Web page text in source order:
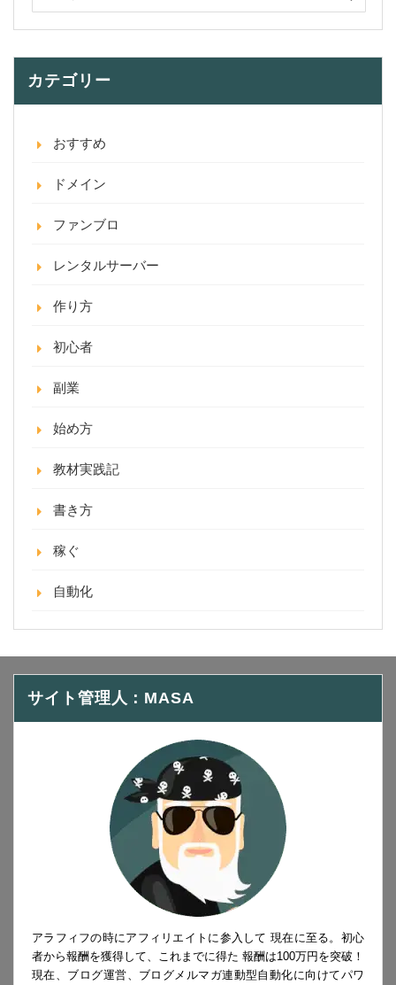
カテゴリー
おすすめ
ドメイン
ファンブロ
レンタルサーバー
作り方
初心者
副業
始め方
教材実践記
書き方
稼ぐ
自動化
サイト管理人：MASA
アラフィフの時にアフィリエイトに参入して 現在に至る。初心
者から報酬を獲得して、これまでに得た 報酬は100万円を突破！
現在、ブログ運営、ブログメルマガ連動型自動化に向けてパワ